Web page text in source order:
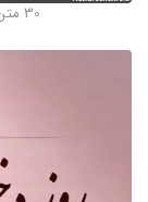
30 متن خاص و بسیار زیبا برای تبریک روز دختر